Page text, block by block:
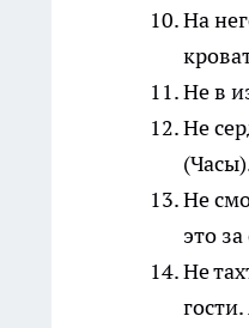
На
Не в
Не
Не
это
Не